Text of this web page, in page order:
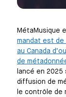
MétaMusique
mandat est de
au Canada
de
lancé en
diffusion de
le contrôle de